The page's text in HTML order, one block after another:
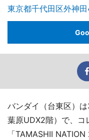
東京都千代田区外神
バンダイ（台東区）
葉原UDX2階）で、コ
「TAMASHII